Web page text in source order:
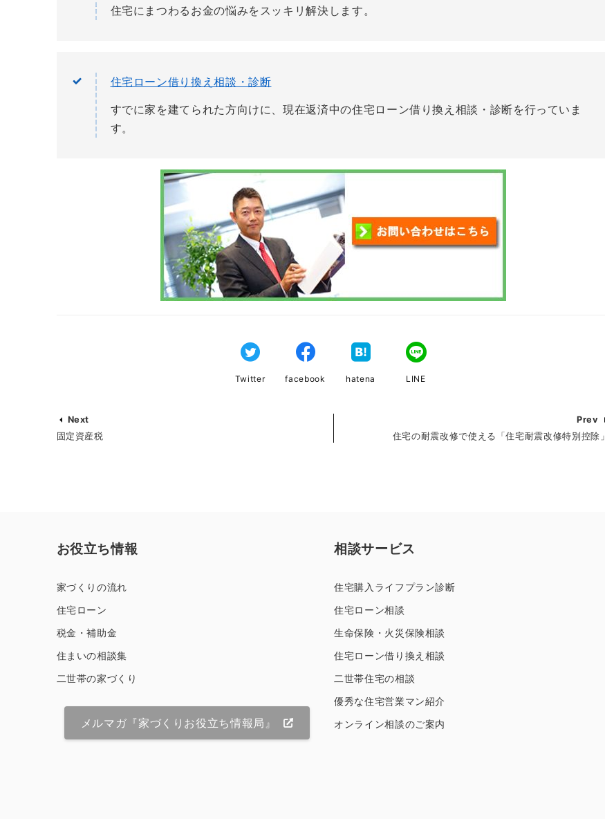
住宅にまつわるお金の悩みをスッキリ解決します。
住宅ローン借り換え相談・診断
すでに家を建てられた方向けに、現在返済中の住宅ローン借り換え相談・診断を行っていま
す。
Twitter facebook hatena LINE
Next
固定資産税
Prev
住宅の耐震改修で使える「住宅耐震改修特別控除」
お役立ち情報
家づくりの流れ
住宅ローン
税金・補助金
住まいの相談集
二世帯の家づくり
メルマガ『家づくりお役立ち情報局』
相談サービス
住宅購入ライフプラン診断
住宅ローン相談
生命保険・火災保険相談
住宅ローン借り換え相談
二世帯住宅の相談
優秀な住宅営業マン紹介
オンライン相談のご案内